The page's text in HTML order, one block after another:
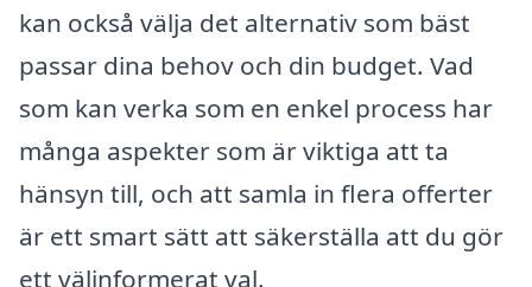
kan också välja det alternativ som bäst
passar dina behov och din budget. Vad
som kan verka som en enkel process har
många aspekter som är viktiga att ta
hänsyn till, och att samla in flera offerter
är ett smart sätt att säkerställa att du gör
ett välinformerat val.